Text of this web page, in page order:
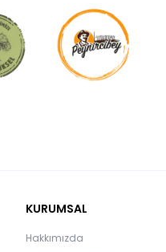
KURUMSAL
Hakkımızda